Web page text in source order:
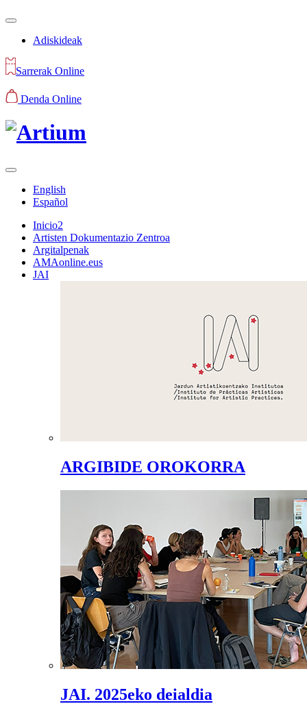
Adiskideak
Sarrerak Online
Denda Online
English
Español
Inicio2
Artisten Dokumentazio Zentroa
Argitalpenak
AMAonline.eus
JAI
ARGIBIDE OROKORRA
JAI. 2025eko deialdia